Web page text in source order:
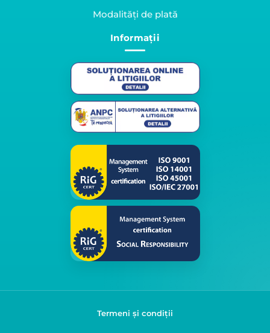
Modalități de plată
Informații
Termeni și condiții